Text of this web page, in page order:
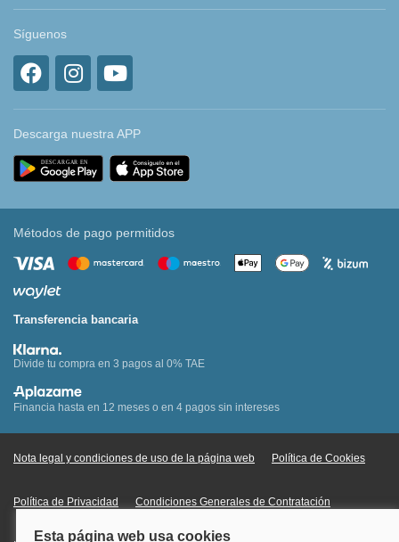
Síguenos
Descarga nuestra APP
Métodos de pago permitidos
Transferencia bancaria
Divide tu compra en 3 pagos al 0% TAE
Financia hasta en 12 meses o en 4 pagos sin intereses
Nota legal y condiciones de uso de la página web Política de Cookies
Política de Privacidad Condiciones Generales de Contratación